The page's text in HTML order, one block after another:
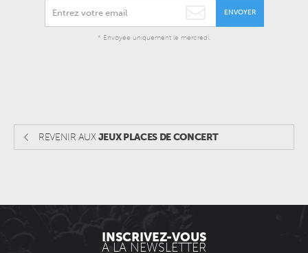
ENVOYER
* Envoyée uniquement le mercredi.
REVENIR AUXJEUX PLACES DE CONCERT
INSCRIVEZ-VOUS
À LA NEWSLETTER